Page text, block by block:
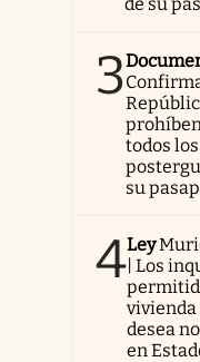
3
todos
su
4Ley
| Los
desea
en